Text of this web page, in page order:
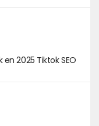
2025 Tiktok SEO